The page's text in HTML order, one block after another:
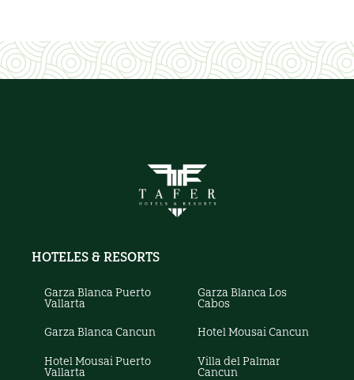
HOTELES & RESORTS
Garza Blanca Puerto
Vallarta
Garza Blanca Los
Cabos
Garza Blanca Cancun Hotel Mousai Cancun
Hotel Mousai Puerto
Vallarta
Villa del Palmar
Cancun